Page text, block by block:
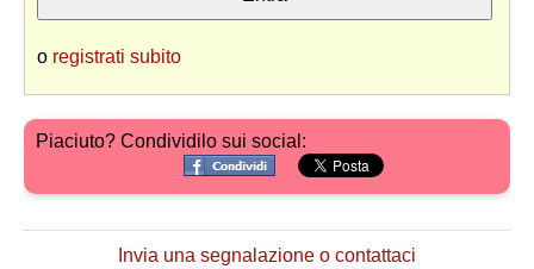
o registrati subito
Piaciuto? Condividilo sui social:
Invia una segnalazione o contattaci